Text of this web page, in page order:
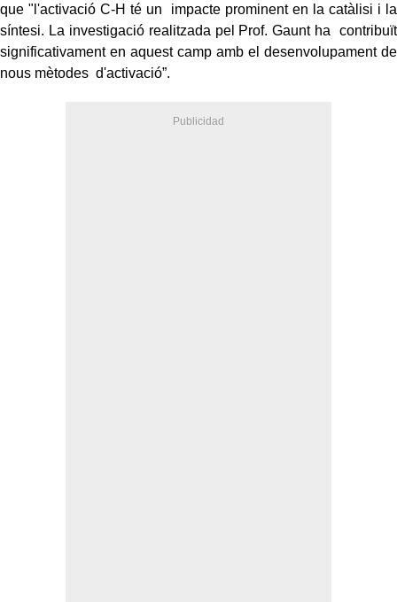
que "l'activació C-H té un impacte prominent en la catàlisi i la
síntesi. La investigació realitzada pel Prof. Gaunt ha contribuït
significativament en aquest camp amb el desenvolupament de
nous mètodes d'activació”.